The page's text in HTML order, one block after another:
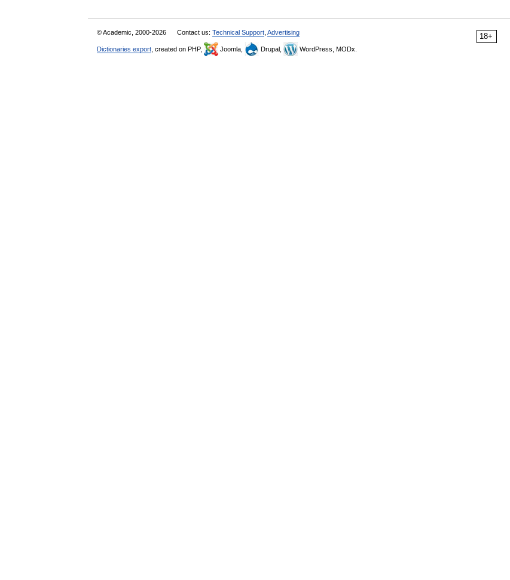
18+
© Academic, 2000-2026 Contact us: Technical Support Advertising
Dictionaries export , created on PHP, Joomla, Drupal, WordPress, MODx.